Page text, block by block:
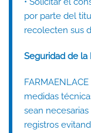
por parte del
recolecten sus
Seguridad de la
medidas
sean
registros